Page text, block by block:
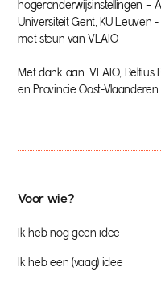
hogeronderwijsinstellingen –
Universiteit Gent, KU Leuven
met steun van VLAIO.
Met dank aan: VLAIO, Belfius
en Provincie Oost-Vlaanderen.
Voor wie?
Ik heb nog geen idee
Ik heb een (vaag) idee